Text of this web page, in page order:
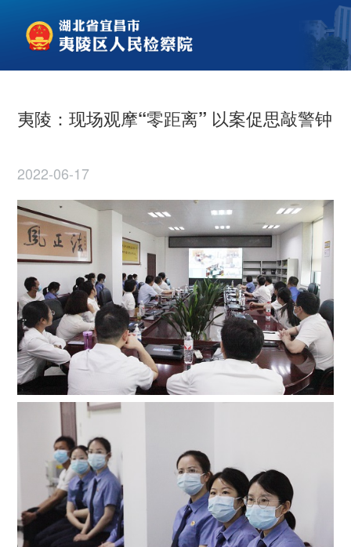
夷陵：现场观摩“零距离” 以案促思敲警钟
2022-06-17